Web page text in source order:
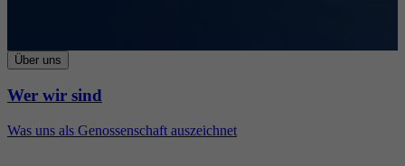
Über uns
Wer wir sind
Was uns als Genossenschaft auszeichnet